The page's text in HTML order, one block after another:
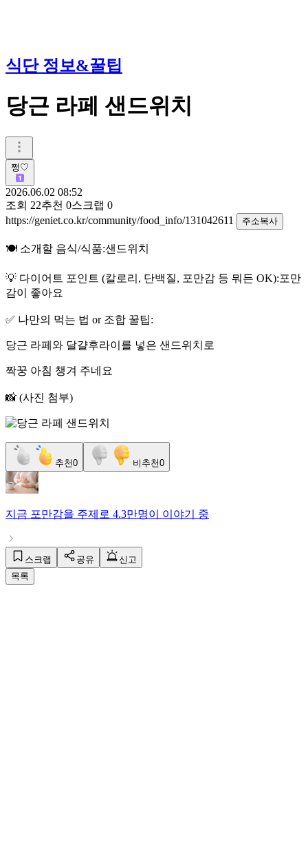
식단 정보&꿀팁
당근 라페 샌드위치
쩡♡
2026.06.02 08:52
조회 22추천 0스크랩 0
https://geniet.co.kr/community/food_info/131042611
주소복사
🍽️ 소개할 음식/식품:샌드위치
💡 다이어트 포인트 (칼로리, 단백질, 포만감 등 뭐든 OK):포만
감이 좋아요
✅ 나만의 먹는 법 or 조합 꿀팁:
당근 라페와 달걀후라이를 넣은 샌드위치로
짝꿍 아침 챙겨 주네요
📸 (사진 첨부)
추천0 비추천0
지금 포만감을 주제로 4.3만명이 이야기 중
스크랩 공유
신고
목록